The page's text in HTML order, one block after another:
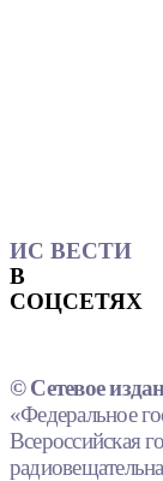
ИС ВЕСТИ
В
СОЦСЕТЯХ
© Сетевое
«Федеральное
Всероссийская